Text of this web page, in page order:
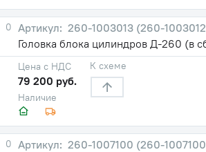
0
260-1003013 (260-
Головка блока цилиндров Д-260
Наличие
Цена с НДС
79 200 руб.
К схеме
0
260-1007100 (260-